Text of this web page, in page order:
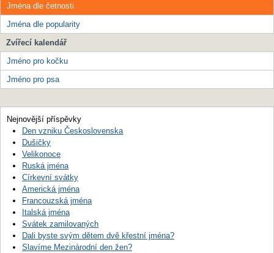
Jména dle četnosti
Jména dle popularity
Zvířecí kalendář
Jméno pro kočku
Jméno pro psa
Nejnovější příspěvky
Den vzniku Československa
Dušičky
Velikonoce
Ruská jména
Církevní svátky
Americká jména
Francouzská jména
Italská jména
Svátek zamilovaných
Dali byste svým dětem dvě křestní jména?
Slavíme Mezinárodní den žen?